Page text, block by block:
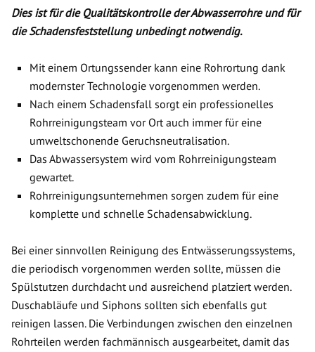
Dies ist für die Qualitätskontrolle der Abwasserrohre und für
die Schadensfeststellung unbedingt notwendig.
Mit einem Ortungssender kann eine Rohrortung dank
modernster Technologie vorgenommen werden.
Nach einem Schadensfall sorgt ein professionelles
Rohrreinigungsteam vor Ort auch immer für eine
umweltschonende Geruchsneutralisation.
Das Abwassersystem wird vom Rohrreinigungsteam
gewartet.
Rohrreinigungsunternehmen sorgen zudem für eine
komplette und schnelle Schadensabwicklung.
Bei einer sinnvollen Reinigung des Entwässerungssystems,
die periodisch vorgenommen werden sollte, müssen die
Spülstutzen durchdacht und ausreichend platziert werden.
Duschabläufe und Siphons sollten sich ebenfalls gut
reinigen lassen. Die Verbindungen zwischen den einzelnen
Rohrteilen werden fachmännisch ausgearbeitet, damit das